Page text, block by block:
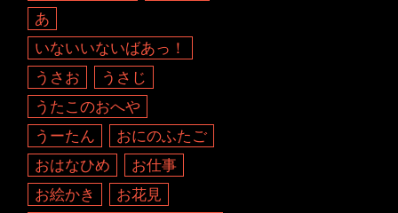
あ
いないいないばあっ！
うさお
うさじ
うたこのおへや
うーたん
おにのふたご
おはなひめ
お仕事
お絵かき
お花見